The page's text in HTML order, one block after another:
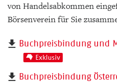
von Handelsabkommen
Börsenverein für Sie
Buchpreisbindung und
Exklusiv
Buchpreisbindung